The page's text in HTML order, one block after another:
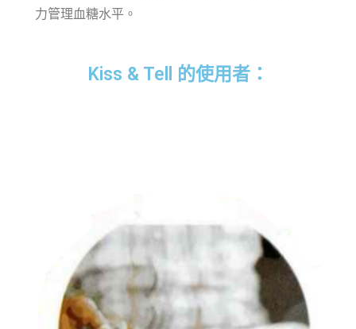
力管理血糖水平。
Kiss & Tell 的使用者：